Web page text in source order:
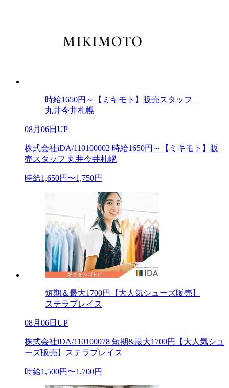
時給1650円～【ミキモト】販売スタッフ
丸井今井札幌
08月06日UP
株式会社iDA/110100002 時給1650円～【ミキモト】販
売スタッフ 丸井今井札幌
時給1,650円〜1,750円
短期＆最大1700円【大人気シューズ販売】
ステラプレイス
08月06日UP
株式会社iDA/110100078 短期&最大1700円【大人気シュ
ーズ販売】ステラプレイス
時給1,500円〜1,700円